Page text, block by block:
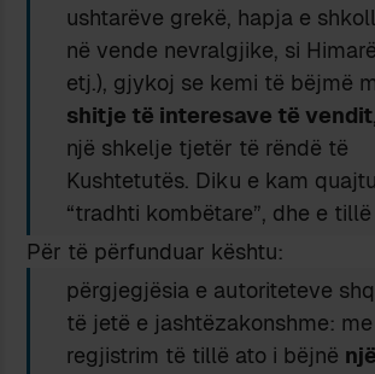
ushtarëve grekë, hapja e
në vende nevralgjike, si
etj.), gjykoj se kemi të bëjmë
shitje të interesave të vendit
një shkelje tjetër të rëndë të
Kushtetutës. Diku e kam
“tradhti kombëtare”, dhe e
Për të përfunduar kështu:
përgjegjësia e autoriteteve
të jetë e jashtëzakonshme:
regjistrim të tillë ato i bëjnë